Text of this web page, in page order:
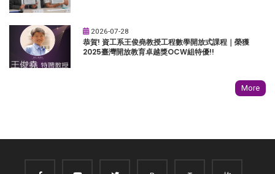
2026-07-28
恭賀! 資工系王俊堯教授工程數學開放式課程｜榮獲
2025臺灣開放教育卓越獎OCW組特優!!
More